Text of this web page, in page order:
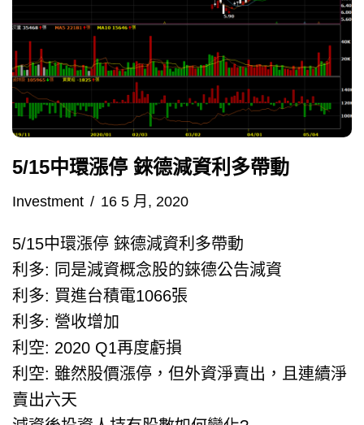
5/15中環漲停 錸德減資利多帶動
Investment 16 5 月, 2020
5/15中環漲停 錸德減資利多帶動
利多: 同是減資概念股的錸德公告減資
利多: 買進台積電1066張
利多: 營收增加
利空: 2020 Q1再度虧損
利空: 雖然股價漲停，但外資淨賣出，且連續淨
賣出六天